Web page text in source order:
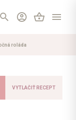
search account_circle shopping_basket menu
roláda
VYTLAČIŤ RECEPT